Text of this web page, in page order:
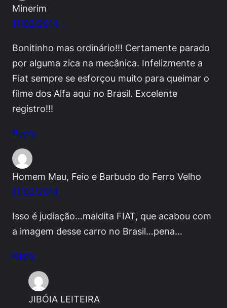
Minerim
11/02/2014
Bonitinho mas ordinário!!! Certamente parado
por alguma zica na mecânica. Infelizmente a
Fiat sempre se esforçou muito para queimar o
filme dos Alfa aqui no Brasil. Excelente
registro!!!
Reply
Homem Mau, Feio e Barbudo do Ferro Velho
11/02/2014
Isso é judiação…maldita FIAT, que acabou com
a imagem desse carro no Brasil…pena…
Reply
JIBÓIA LEITEIRA